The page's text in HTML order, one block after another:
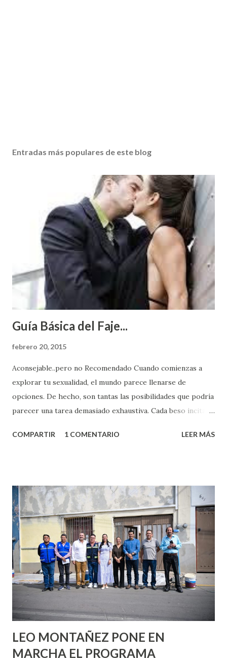
Entradas más populares de este blog
Guía Básica del Faje...
febrero 20, 2015
Aconsejable..pero no Recomendado Cuando comienzas a
explorar tu sexualidad, el mundo parece llenarse de
opciones. De hecho, son tantas las posibilidades que podría
parecer una tarea demasiado exhaustiva. Cada beso incita
partes de ti que jamás hubieras imaginado. El problema es
conoces ni la mitad de lo que deberías saber. Pero incluso
quienes ya han tenido relaciones sexuales no son expertos
o expertas en el tema. Siempre hay algo nuevo que
aprender y nuevas experiencias que conocer. Si eres una
chica y aún no has tenido relaciones sexuales, tal vez
pienses que el sexo será increíble y no puedas esperar para
experimentarlo, pero como cualquier persona con
experiencia te dirá, siempre es mejor cuando ambas partes
son suficientemen...
COMPARTIR 1 COMENTARIO LEER MÁS
LEO MONTAÑEZ PONE EN
MARCHA EL PROGRAMA